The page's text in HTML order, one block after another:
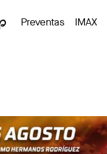
Preventas IMAX